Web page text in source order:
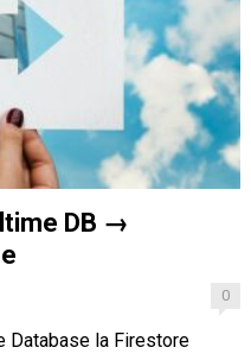
DB →
0
Database la Firestore